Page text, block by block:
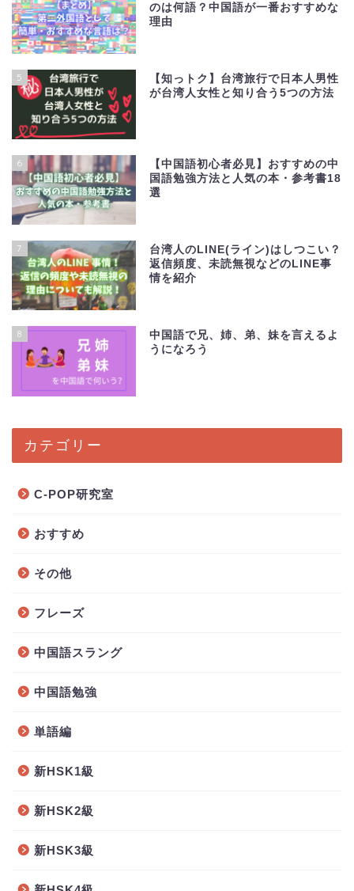
のは何語？中国語が一番おすすめな
理由
5
【知っトク】台湾旅行で日本人男性
が台湾人女性と知り合う5つの方法
6
【中国語初心者必見】おすすめの中
国語勉強方法と人気の本・参考書18
選
7
台湾人のLINE(ライン)はしつこい？
返信頻度、未読無視などのLINE事
情を紹介
8
中国語で兄、姉、弟、妹を言えるよ
うになろう
カテゴリー
C-POP研究室
おすすめ
その他
フレーズ
中国語スラング
中国語勉強
単語編
新HSK1級
新HSK2級
新HSK3級